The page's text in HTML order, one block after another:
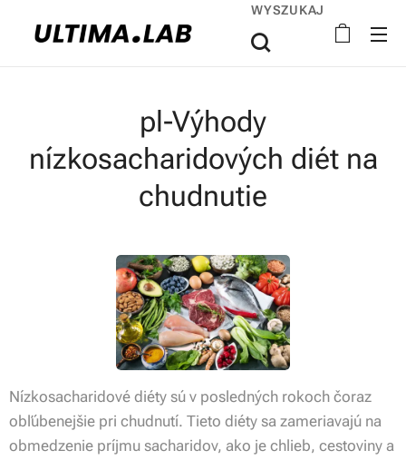
WYSZUKAJ
pl-Výhody
nízkosacharidových diét na
chudnutie
Nízkosacharidové diéty sú v posledných rokoch čoraz
obľúbenejšie pri chudnutí. Tieto diéty sa zameriavajú na
obmedzenie príjmu sacharidov, ako je chlieb, cestoviny a